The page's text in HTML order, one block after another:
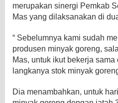
merupakan sinergi Pemkab
Mas yang dilaksanakan di
“ Sebelumnya kami sudah
produsen minyak goreng,
Mas, untuk ikut bekerja
langkanya stok minyak
Dia menambahkan, untuk